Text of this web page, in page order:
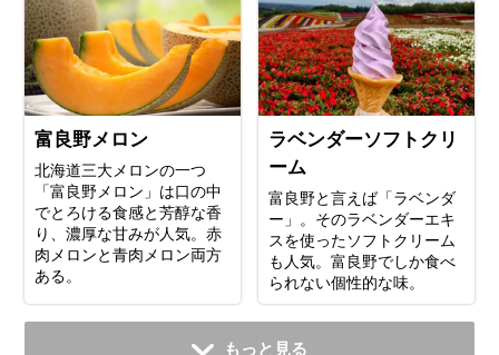
富良野メロン
北海道三大メロンの一つ
「富良野メロン」は口の中
でとろける食感と芳醇な香
り、濃厚な甘みが人気。赤
肉メロンと青肉メロン両方
ある。
ラベンダーソフトクリ
ーム
富良野と言えば「ラベンダ
ー」。そのラベンダーエキ
スを使ったソフトクリーム
も人気。富良野でしか食べ
られない個性的な味。
もっと見る